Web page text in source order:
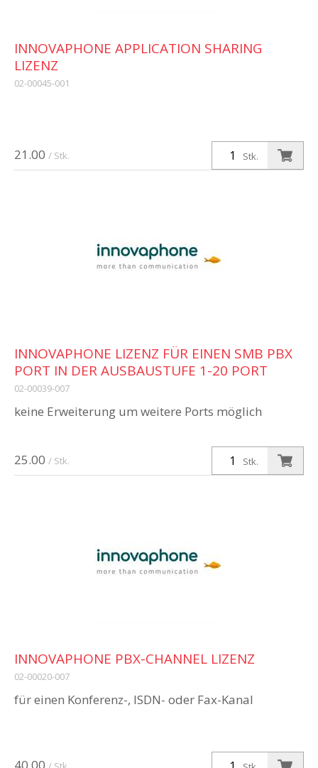
21.00 / Stk. Stk.
INNOVAPHONE APPLICATION SHARING
LIZENZ
02-00045-001
25.00 / Stk. Stk.
INNOVAPHONE LIZENZ FÜR EINEN SMB PBX
PORT IN DER AUSBAUSTUFE 1-20 PORT
02-00039-007
keine Erweiterung um weitere Ports möglich
INNOVAPHONE PBX-CHANNEL LIZENZ
02-00020-007
für einen Konferenz-, ISDN- oder Fax-Kanal